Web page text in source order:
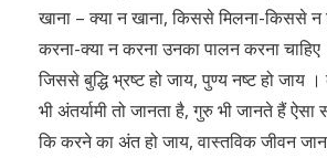
खाना – क्या न खाना, किससे मिलना-किससे न
करना-क्या न करना उनका पालन करना
जिससे बुद्धि भ्रष्ट हो जाय, पुण्य नष्ट हो जाय
भी अंतर्यामी तो जानता है, गुरु भी जानते हैं
कि करने का अंत हो जाय, वास्तविक जीवन